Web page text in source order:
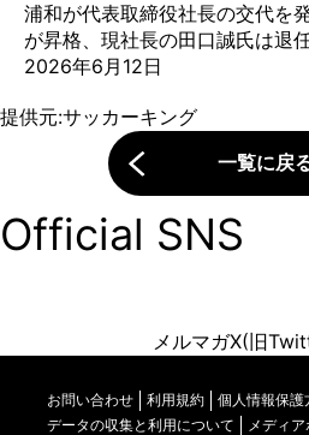
浦和が代表取締役社長の交代を
が昇格、現社長の田口誠氏は退
2026年6月12日
提供元:サッカーキング
一覧に戻
Official SNS
メルマガX(旧
お問い合わせ 利用規約 個人情報保護
データの収集と利用について
メディ